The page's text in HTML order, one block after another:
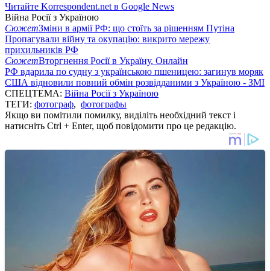
Читайте Korrespondent.net в Google News
Війна Росії з Україною
СюжетЗміни в армії РФ: що стоїть за рішенням Путіна
Пропагували війну та окупацію: викрито мережу
прихильників РФ
СюжетВторгнення Росії в Україну. Онлайн
РФ вдарила по судну з українською пшеницею: загинув моряк
США відновили повний обмін розвідданими з Україною - ЗМІ
СПЕЦТЕМА: Війна Росії з Україною
ТЕГИ: фотограф, фотографы
Якщо ви помітили помилку, виділіть необхідний текст і
натисніть Ctrl + Enter, щоб повідомити про це редакцію.